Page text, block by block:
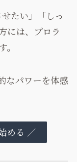
たい」「しっ
には、プロラ
なパワーを体感
める ／